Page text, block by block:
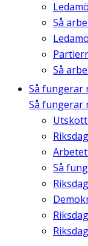
Så
Så
Så fungerar
Så fungerar
Så